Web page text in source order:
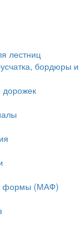
лестниц
бордюры и
дорожек
формы (МАФ)